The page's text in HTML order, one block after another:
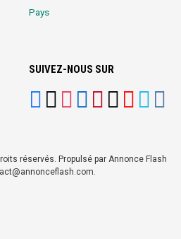
Pays
SUIVEZ-NOUS SUR
réservés. Propulsé par Annonce Flash